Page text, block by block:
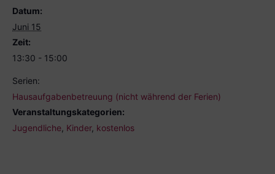
Datum:
Juni 15
Zeit:
13:30 - 15:00
Serien:
Hausaufgabenbetreuung (nicht während der Ferien)
Veranstaltungskategorien:
Jugendliche Kinder, kostenlos